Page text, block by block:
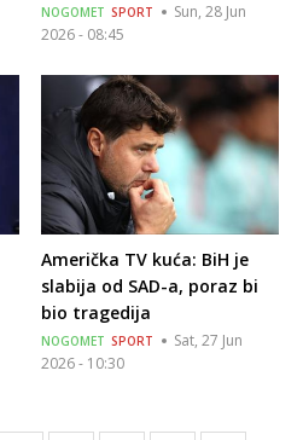
NOGOMET SPORT
Sun, 28 Jun
2026 - 08:45
Američka TV kuća: BiH je
slabija od SAD-a, poraz bi
bio tragedija
NOGOMET SPORT
Sat, 27 Jun
2026 - 10:30